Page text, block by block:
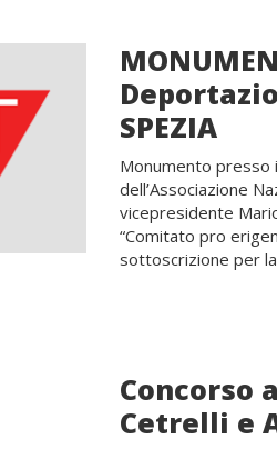
SPEZIA
Monumento presso
dell’Associazione
vicepresidente
“Comitato pro
sottoscrizione per
Concorso
Cetrelli e